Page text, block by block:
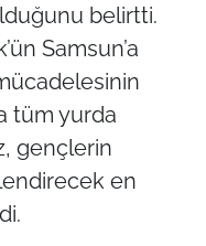
belirtti.
Samsun’a
tüm yurda
gençlerin
en